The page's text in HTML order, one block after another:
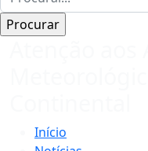
Início